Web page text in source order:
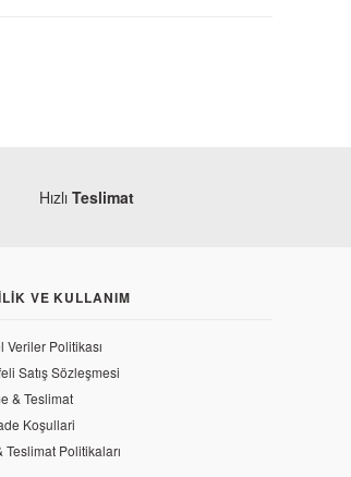
Hızlı Teslimat
VE KULLANIM
Veriler Politikası
Satış Sözleşmesi
& Teslimat
Koşullari
Teslimat Politikaları